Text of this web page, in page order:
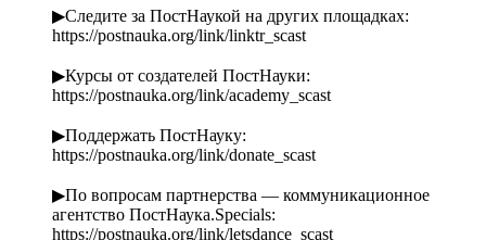
▶︎Следите за ПостНаукой на других площадках:
https://postnauka.org/link/linktr_scast
▶Курсы от создателей ПостНауки:
https://postnauka.org/link/academy_scast
▶Поддержать ПостНауку:
https://postnauka.org/link/donate_scast
▶По вопросам партнерства — коммуникационное
агентство ПостНаука.Specials:
https://postnauka.org/link/letsdance_scast